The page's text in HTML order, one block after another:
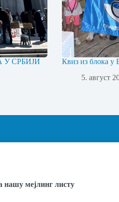
У СРБИЈИ
Квиз из блока у
5. август
нашу мејлинг листу